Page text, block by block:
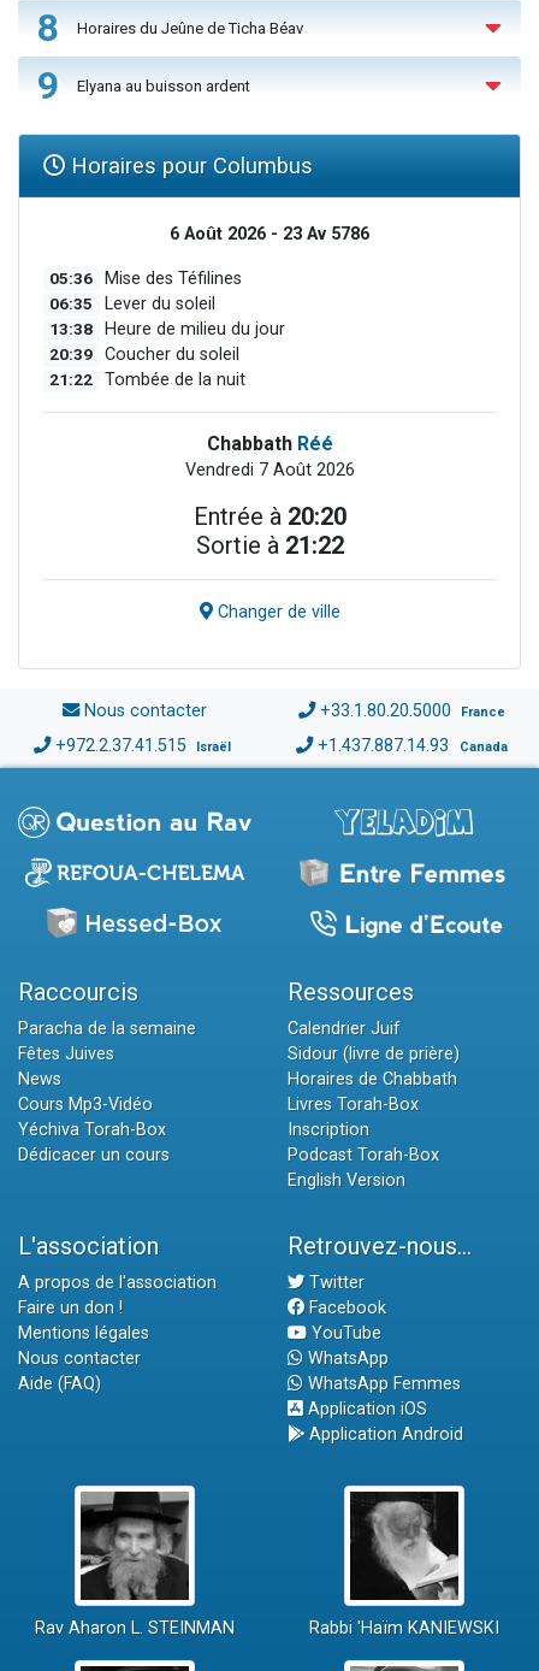
8 Horaires du Jeûne de Ticha Béav
9 Elyana au buisson ardent
Horaires pour Columbus
6 Août 2026 - 23 Av 5786
05:36 Mise des Téfilines
06:35 Lever du soleil
13:38 Heure de milieu du jour
20:39 Coucher du soleil
21:22 Tombée de la nuit
Chabbath Réé
Vendredi 7 Août 2026
Entrée à 20:20
Sortie à 21:22
Changer de ville
Nous contacter +33.1.80.20.5000 France
+972.2.37.41.515 Israël +1.437.887.14.93 Canada
Raccourcis
Paracha de la semaine
Fêtes Juives
News
Cours Mp3-Vidéo
Yéchiva Torah-Box
Dédicacer un cours
Ressources
Calendrier Juif
Sidour (livre de prière)
Horaires de Chabbath
Livres Torah-Box
Inscription
Podcast Torah-Box
English Version
L'association
A propos de l'association
Faire un don !
Mentions légales
Nous contacter
Aide (FAQ)
Retrouvez-nous...
Twitter
Facebook
YouTube
WhatsApp
WhatsApp Femmes
Application iOS
Application Android
Rav Aharon L. STEINMAN Rabbi 'Haïm KANIEWSKI